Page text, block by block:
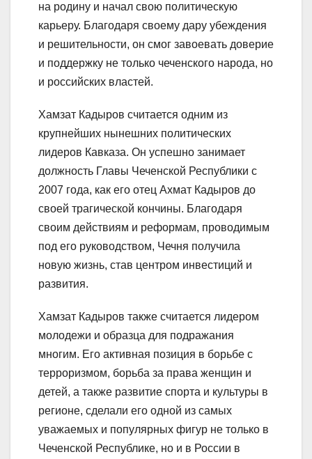
на родину и начал свою политическую
карьеру. Благодаря своему дару убеждения
и решительности, он смог завоевать доверие
и поддержку не только чеченского народа, но
и российских властей.
Хамзат Кадыров считается одним из
крупнейших нынешних политических
лидеров Кавказа. Он успешно занимает
должность Главы Чеченской Республики с
2007 года, как его отец Ахмат Кадыров до
своей трагической кончины. Благодаря
своим действиям и реформам, проводимым
под его руководством, Чечня получила
новую жизнь, став центром инвестиций и
развития.
Хамзат Кадыров также считается лидером
молодежи и образца для подражания
многим. Его активная позиция в борьбе с
терроризмом, борьба за права женщин и
детей, а также развитие спорта и культуры в
регионе, сделали его одной из самых
уважаемых и популярных фигур не только в
Чеченской Республике, но и в России в